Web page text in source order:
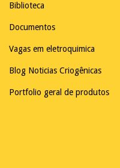
Biblioteca
Documentos
Vagas em eletroquimica
Blog Noticias Criogênicas
Portfolio geral de produtos